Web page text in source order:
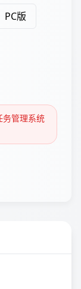
PC版
务管理系统